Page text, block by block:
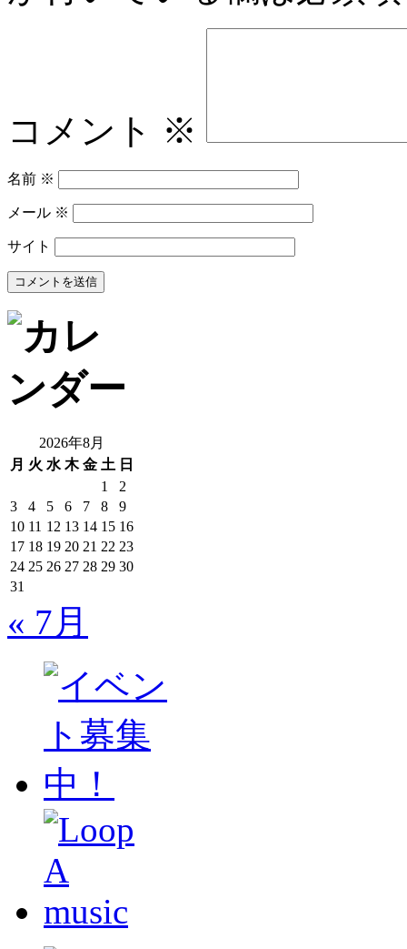
コメント ※
名前 ※
メール ※
サイト
2026年8月
月 火 水 木 金 土 日
1
2
3
4 5 6 7 8
9
10 11 12 13 14 15 16
17 18 19 20 21 22 23
24 25 26 27 28 29 30
31
« 7月